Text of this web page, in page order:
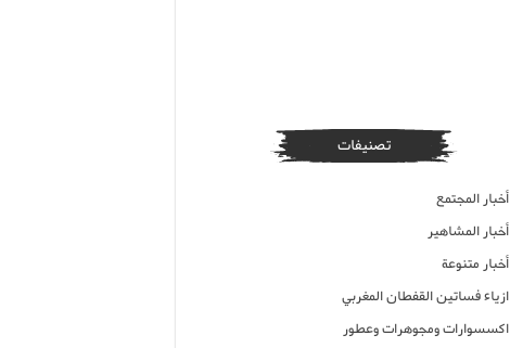
تصنيفات
أخبار المجتمع
أخبار المشاهير
أخبار متنوعة
ازياء فساتين القفطان المغربي
اكسسوارات ومجوهرات وعطور